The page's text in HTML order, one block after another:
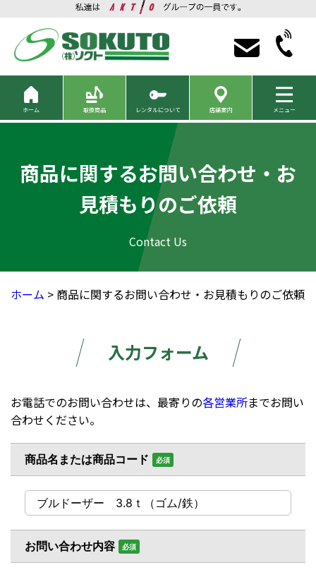
ホーム 取扱商品 レンタルについて 店舗案内 メニュー
商品に関するお問い合わせ・お
見積もりのご依頼
ホーム > 商品に関するお問い合わせ・お見積もりのご依頼
入力フォーム
お電話でのお問い合わせは、最寄りの各営業所までお問い
合わせください。
商品名または商品コード 必須
お問い合わせ内容 必須